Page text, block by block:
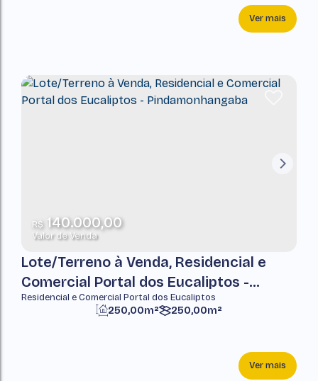
Ver mais
R$140.000,00
Valor de Venda
Lote/Terreno à Venda, Residencial e
Comercial Portal dos Eucaliptos -
Pindamonhangaba
Residencial e Comercial Portal dos Eucaliptos
250,00m² 250,00m²
Ver mais